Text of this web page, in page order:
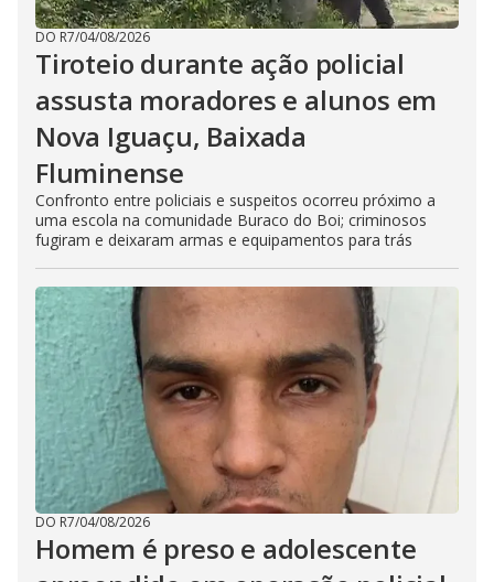
DO R7/04/08/2026
Tiroteio durante ação policial
assusta moradores e alunos em
Nova Iguaçu, Baixada
Fluminense
Confronto entre policiais e suspeitos ocorreu próximo a
uma escola na comunidade Buraco do Boi; criminosos
fugiram e deixaram armas e equipamentos para trás
DO R7/04/08/2026
Homem é preso e adolescente